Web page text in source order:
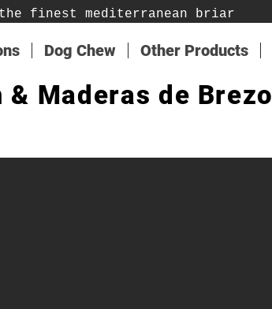
finest mediterranean briar
Dog Chew Other Products
& Maderas de Brezo